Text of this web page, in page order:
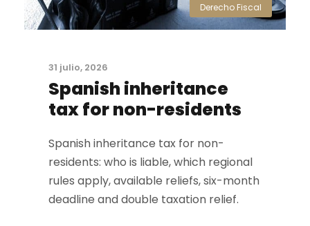
Derecho Fiscal
31 julio, 2026
Spanish inheritance
tax for non-residents
Spanish inheritance tax for non-
residents: who is liable, which regional
rules apply, available reliefs, six-month
deadline and double taxation relief.